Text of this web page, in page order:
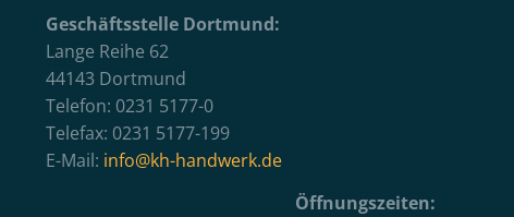
Geschäftsstelle Dortmund:
Lange Reihe 62
44143 Dortmund
Telefon: 0231 5177-0
Telefax: 0231 5177-199
E-Mail: info@kh-handwerk.de
Öffnungszeiten: